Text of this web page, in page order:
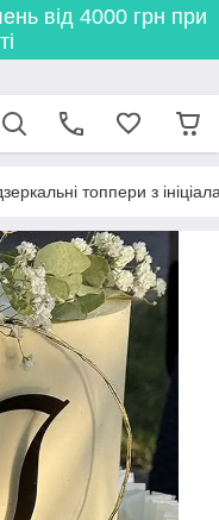
від 4000 грн при
топпери з